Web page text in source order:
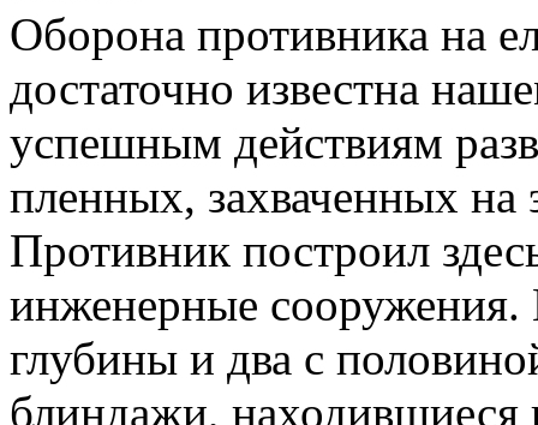
Оборона противника на
достаточно известна
успешным дей­ствиям
пленных, захваченных на
Противник построил
инженерные соору­жения.
глубины и два с
блиндажи, находившиеся